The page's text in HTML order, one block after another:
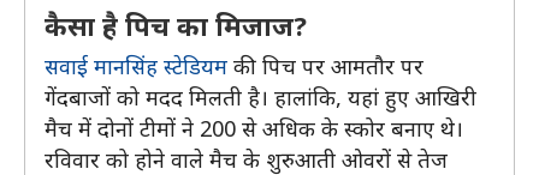
कैसा है पिच का मिजाज?
सवाई मानसिंह स्टेडियम की पिच पर आमतौर पर
गेंदबाजों को मदद मिलती है। हालांकि, यहां हुए आखिरी
मैच में दोनों टीमों ने 200 से अधिक के स्कोर बनाए थे।
रविवार को होने वाले मैच के शुरुआती ओवरों से तेज